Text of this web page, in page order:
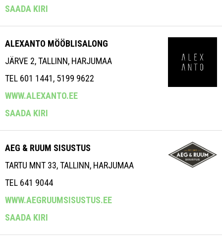
SAADA KIRI
ALEXANTO MÖÖBLISALONG
JÄRVE 2, TALLINN, HARJUMAA
TEL 601 1441, 5199 9622
WWW.ALEXANTO.EE
SAADA KIRI
AEG & RUUM SISUSTUS
TARTU MNT 33, TALLINN, HARJUMAA
TEL 641 9044
WWW.AEGRUUMSISUSTUS.EE
SAADA KIRI